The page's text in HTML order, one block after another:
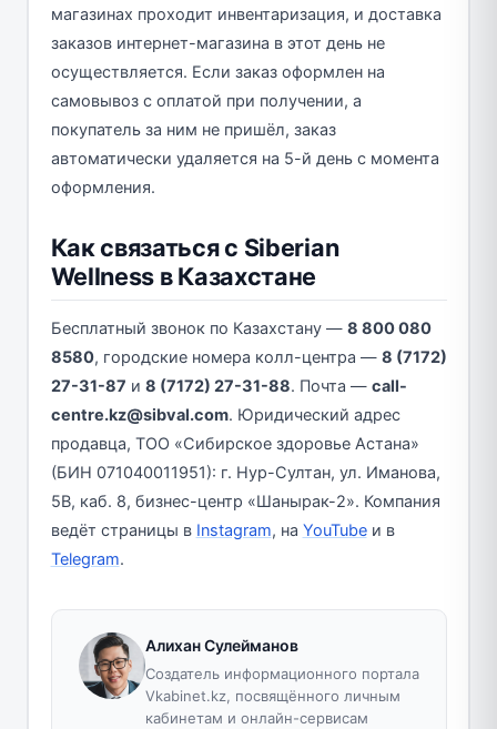
магазинах проходит инвентаризация, и доставка
заказов интернет-магазина в этот день не
осуществляется. Если заказ оформлен на
самовывоз с оплатой при получении, а
покупатель за ним не пришёл, заказ
автоматически удаляется на 5-й день с момента
оформления.
Как связаться с Siberian
Wellness в Казахстане
Бесплатный звонок по Казахстану — 8 800 080
8580, городские номера колл-центра — 8 (7172)
27-31-87 и 8 (7172) 27-31-88. Почта — call-
centre.kz@sibval.com. Юридический адрес
продавца, ТОО «Сибирское здоровье Астана»
(БИН 071040011951): г. Нур-Султан, ул. Иманова,
5В, каб. 8, бизнес-центр «Шанырак-2». Компания
ведёт страницы в Instagram, на YouTubeи в
Telegram.
Алихан Сулейманов
Создатель информационного портала
Vkabinet.kz, посвящённого личным
кабинетам и онлайн-сервисам